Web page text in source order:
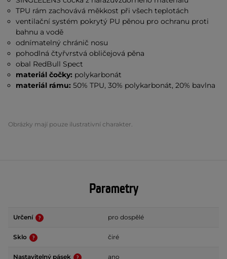
TPU rám zachovává měkkost při všech teplotách
ventilační systém pokrytý PU pěnou pro ochranu proti
bahnu a vodě
odnímatelný chránič nosu
pohodlná čtyřvrstvá obličejová pěna
obal RedBull Spect
materiál čočky: polykarbonát
materiál rámu: 50% TPU, 30% polykarbonát, 20% bavlna
Obrázky mají pouze ilustrativní charakter.
Parametry
Určení pro dospělé
Sklo čiré
Nastavitelný pásek ano